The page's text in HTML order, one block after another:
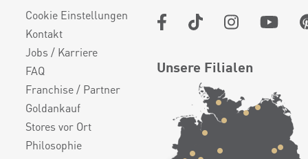
Cookie Einstellungen
Kontakt
Jobs / Karriere
FAQ
Franchise / Partner
Goldankauf
Stores vor Ort
Philosophie
Unsere Filialen